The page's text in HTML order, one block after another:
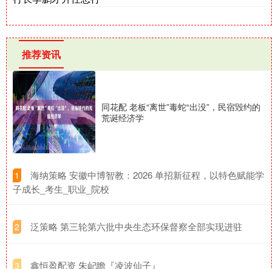
推荐资讯
同花配 老板“离世”毒蛇“出没”，民宿毁约的
荒诞经济学
1
​海纳策略 安徽中博智教：2026 单招新征程，以特色赋能学
子成长_考生_职业_院校
2 ​泛策略 第三轮第六批中央生态环保督察全部实现进驻
3 ​鑫恒盈配资 朱屺瞻『凌波仙子』